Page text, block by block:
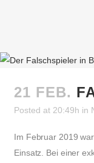
21 FEB.
Posted at 20:49h in
Im Februar 2019
Einsatz. Bei einer